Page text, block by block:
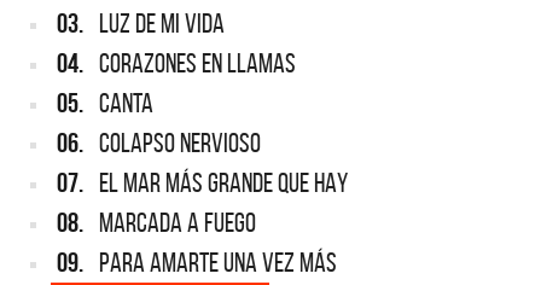
03. LUZ DE MI VIDA
04. CORAZONES EN LLAMAS
05. CANTA
06. COLAPSO NERVIOSO
07. EL MAR MÁS GRANDE QUE HAY
08. MARCADA A FUEGO
09. PARA AMARTE UNA VEZ MÁS